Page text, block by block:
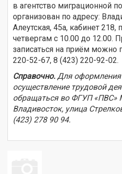
в агентство миграционной
организован по адресу:
Алеутская, 45а, кабинет
четвергам с 10.00 до 12.00.
записаться на приём можно
220-52-67, 8 (423) 220-92-02.
Справочно. Для оформления
осуществление трудовой
обращаться во ФГУП «ПВС»
Владивосток, улица
(423) 278 90 94.